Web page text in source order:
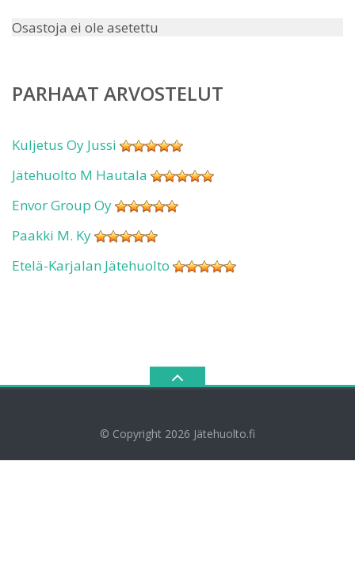
Osastoja ei ole asetettu
PARHAAT ARVOSTELUT
Kuljetus Oy Jussi
Jätehuolto M Hautala
Envor Group Oy
Paakki M. Ky
Etelä-Karjalan Jätehuolto
© Copyright 2026 Jätehuolto.fi